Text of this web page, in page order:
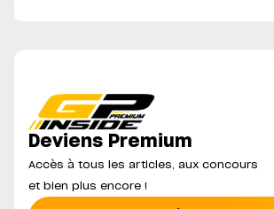
Deviens Premium
Accès à tous les articles, aux concours
et bien plus encore !